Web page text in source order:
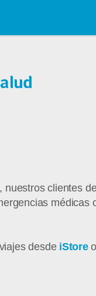
clientes
médicas
desde iStoreo